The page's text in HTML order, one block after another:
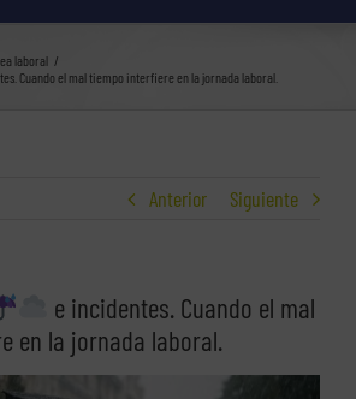
laboral
Cuando el mal tiempo interfiere en la jornada laboral.
Anterior Siguiente
e incidentes. Cuando el mal
en la jornada laboral.